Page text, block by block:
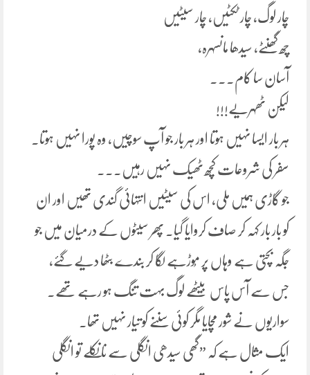
چار لوگ، چار ٹکٹیں، چار سیٹیں
چھ گھنٹے، سیدھا مانسہرہ،
آسان سا کام۔۔۔
لیکن ٹھہریے!!!
ہر بار ایسا نہیں ہوتا اور ہر بار جو آپ سوچیں، وہ پورا نہیں ہوتا۔
سفر کی شروعات کچھ ٹھیک نہیں رہیں۔۔۔
جو گاڑی ہمیں ملی، اس کی سیٹیں انتہائی گندی تھیں اور ان
کو بار بار کہہ کر صاف کروایا گیا. پھر سیٹوں کے درمیان میں جو
جگہ بچتی ہے وہاں پر مُوڑہے لگا کر بندے بٹھا دیے گئے،
جس سے آس پاس بیٹھے لوگ بہت تنگ ہو رہے تھے.
سواریوں نے شور مچایا مگر کوئی سننے کو تیار نہیں تھا۔
ایک مثال ہے کہ ”گھی سیدھی انگلی سے نا نکلے تو انگلی